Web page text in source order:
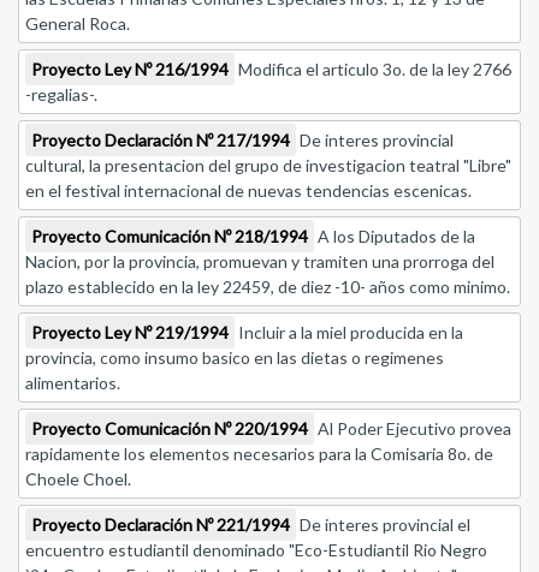
General Roca.
Proyecto Ley Nº 216/1994 Modifica el articulo 3o. de la ley 2766
-regalias-.
Proyecto Declaración Nº 217/1994 De interes provincial
cultural, la presentacion del grupo de investigacion teatral "Libre"
en el festival internacional de nuevas tendencias escenicas.
Proyecto Comunicación Nº 218/1994 A los Diputados de la
Nacion, por la provincia, promuevan y tramiten una prorroga del
plazo establecido en la ley 22459, de diez -10- años como minimo.
Proyecto Ley Nº 219/1994 Incluir a la miel producida en la
provincia, como insumo basico en las dietas o regimenes
alimentarios.
Proyecto Comunicación Nº 220/1994 Al Poder Ejecutivo provea
rapidamente los elementos necesarios para la Comisaria 8o. de
Choele Choel.
Proyecto Declaración Nº 221/1994 De interes provincial el
encuentro estudiantil denominado "Eco-Estudiantil Rio Negro